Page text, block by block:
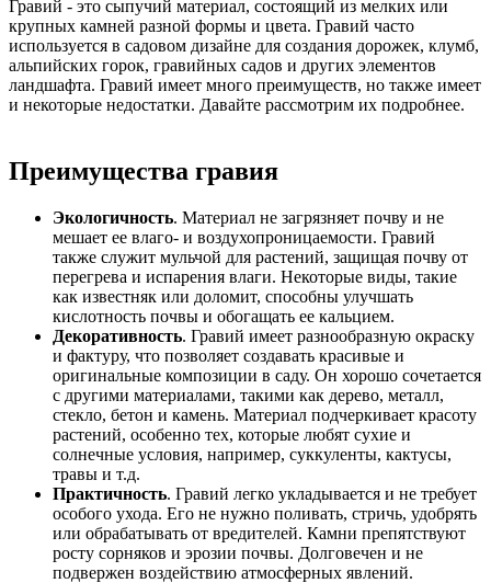
Гравий - это сыпучий материал, состоящий из мелких или
крупных камней разной формы и цвета. Гравий часто
используется в садовом дизайне для создания дорожек, клумб,
альпийских горок, гравийных садов и других элементов
ландшафта. Гравий имеет много преимуществ, но также имеет
и некоторые недостатки. Давайте рассмотрим их подробнее.
Преимущества гравия
Экологичность. Материал не загрязняет почву и не
мешает ее влаго- и воздухопроницаемости. Гравий
также служит мульчой для растений, защищая почву от
перегрева и испарения влаги. Некоторые виды, такие
как известняк или доломит, способны улучшать
кислотность почвы и обогащать ее кальцием.
Декоративность. Гравий имеет разнообразную окраску
и фактуру, что позволяет создавать красивые и
оригинальные композиции в саду. Он хорошо сочетается
с другими материалами, такими как дерево, металл,
стекло, бетон и камень. Материал подчеркивает красоту
растений, особенно тех, которые любят сухие и
солнечные условия, например, суккуленты, кактусы,
травы и т.д.
Практичность. Гравий легко укладывается и не требует
особого ухода. Его не нужно поливать, стричь, удобрять
или обрабатывать от вредителей. Камни препятствуют
росту сорняков и эрозии почвы. Долговечен и не
подвержен воздействию атмосферных явлений.